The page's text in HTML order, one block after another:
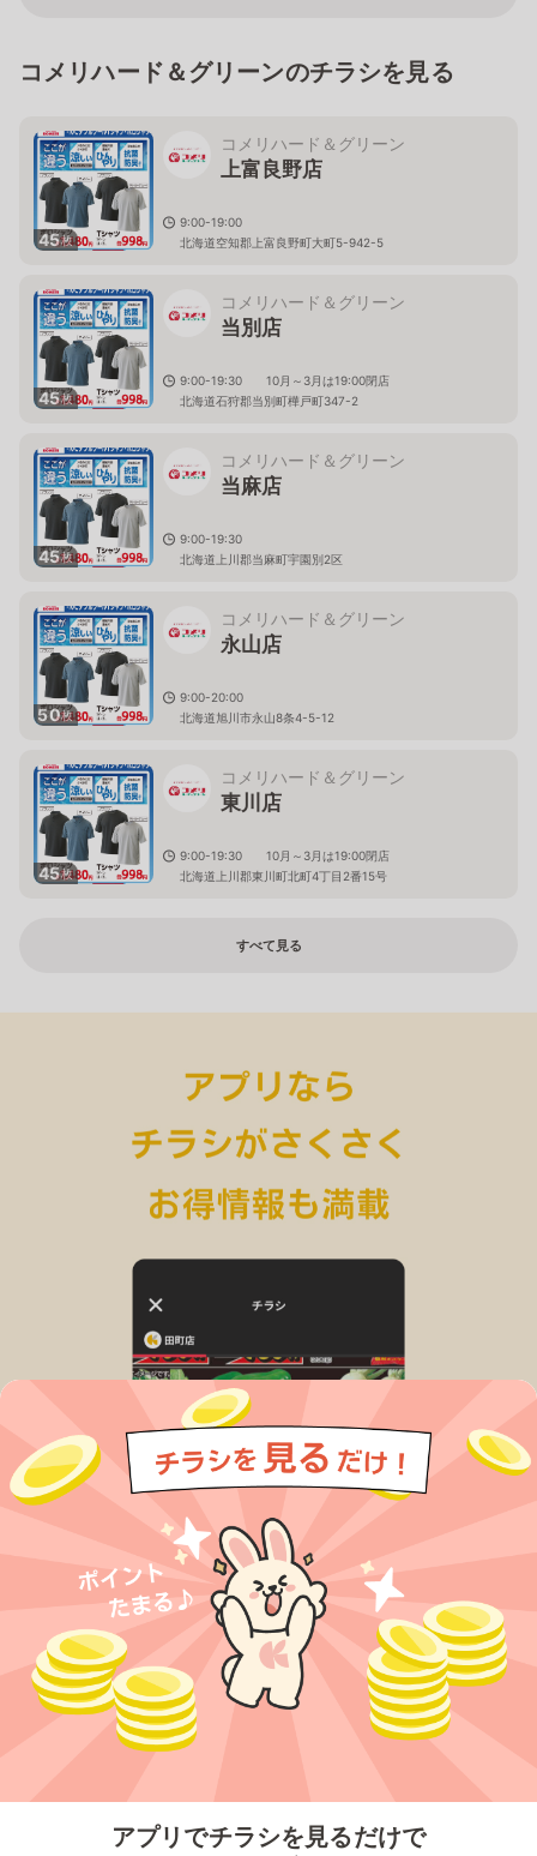
アプリでチラシを見るだけで
コメリハード＆グリーンのチラシを見る
45枚
コメリハード＆グリーン
上富良野店
9:00-19:00
北海道空知郡上富良野町大町5-942-5
45枚
コメリハード＆グリーン
当別店
9:00-19:30 10月～3月は19:00閉店
北海道石狩郡当別町樺戸町347-2
45枚
コメリハード＆グリーン
当麻店
9:00-19:30
北海道上川郡当麻町宇園別2区
50枚
コメリハード＆グリーン
永山店
9:00-20:00
北海道旭川市永山8条4-5-12
45枚
コメリハード＆グリーン
東川店
9:00-19:30 10月～3月は19:00閉店
北海道上川郡東川町北町4丁目2番15号
すべて見る